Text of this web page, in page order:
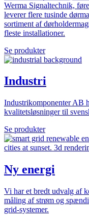
Werma Signaltechnik,
leverer flere tusinde
sortiment af
fleste installationer.
Se produkter
Industri
Industrikomponenter AB
kvalitetsløsninger til
Se produkter
Ny energi
Vi har et bredt udvalg af
måling af strøm og
grid-systemer.